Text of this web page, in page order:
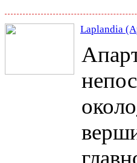
Laplandia
около